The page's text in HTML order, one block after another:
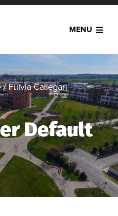
MENU
/Fulvia Callegari
Default